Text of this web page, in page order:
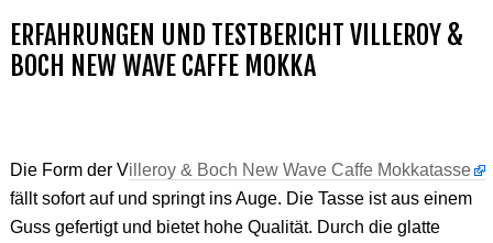
ERFAHRUNGEN UND TESTBERICHT VILLEROY &
BOCH NEW WAVE CAFFE MOKKA
Die Form der Villeroy & Boch New Wave Caffe Mokkatasse
fällt sofort auf und springt ins Auge. Die Tasse ist aus einem
Guss gefertigt und bietet hohe Qualität. Durch die glatte